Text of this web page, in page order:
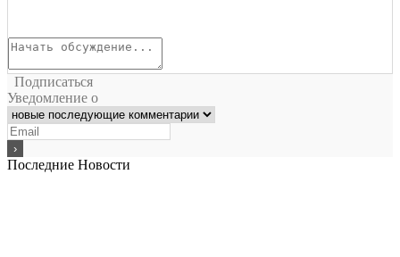
Подписаться
Уведомление о
Последние Новости